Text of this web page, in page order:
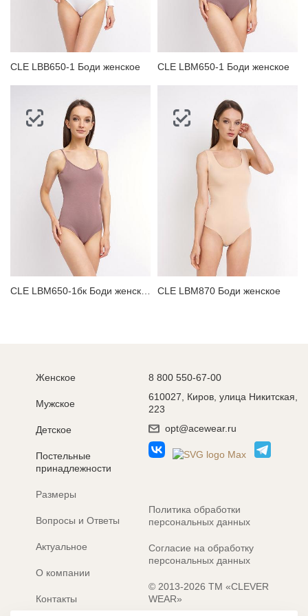
CLE LBB650-1 Боди женское CLE LBM650-1 Боди женское
CLE LBM650-1бк Боди женское CLE LBM870 Боди женское
Женское
Мужское
Детское
Постельные
принадлежности
Размеры
Вопросы и Ответы
Актуальное
О компании
Контакты
8 800 550-67-00
610027, Киров, улица Никитская,
223
opt@acewear.ru
Политика обработки
персональных данных
Согласие на обработку
персональных данных
© 2013-2026 ТМ «CLEVER
WEAR»